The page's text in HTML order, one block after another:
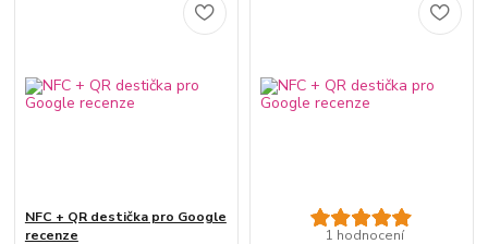
NFC + QR destička pro Google
recenze
1 hodnocení